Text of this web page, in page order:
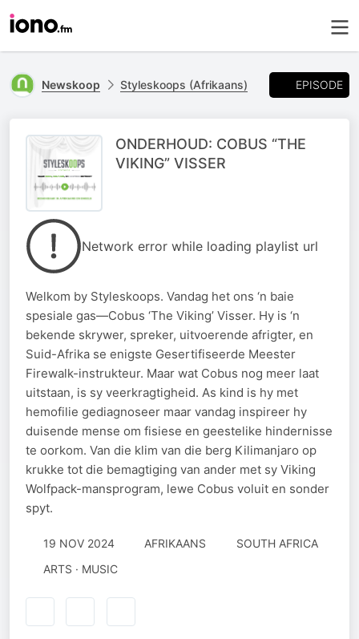
Newskoop Styleskoops (Afrikaans) EPISODE
ONDERHOUD: COBUS “THE
VIKING” VISSER
Network error while loading playlist url
Welkom by Styleskoops. Vandag het ons ‘n baie
spesiale gas—Cobus ‘The Viking’ Visser. Hy is ‘n
bekende skrywer, spreker, uitvoerende afrigter, en
Suid-Afrika se enigste Gesertifiseerde Meester
Firewalk-instrukteur. Maar wat Cobus nog meer laat
uitstaan, is sy veerkragtigheid. As kind is hy met
hemofilie gediagnoseer maar vandag inspireer hy
duisende mense om fisiese en geestelike hindernisse
te oorkom. Van die klim van die berg Kilimanjaro op
krukke tot die bemagtiging van ander met sy Viking
Wolfpack-mansprogram, lewe Cobus voluit en sonder
spyt.
19 NOV 2024 AFRIKAANS
SOUTH AFRICA
ARTS · MUSIC